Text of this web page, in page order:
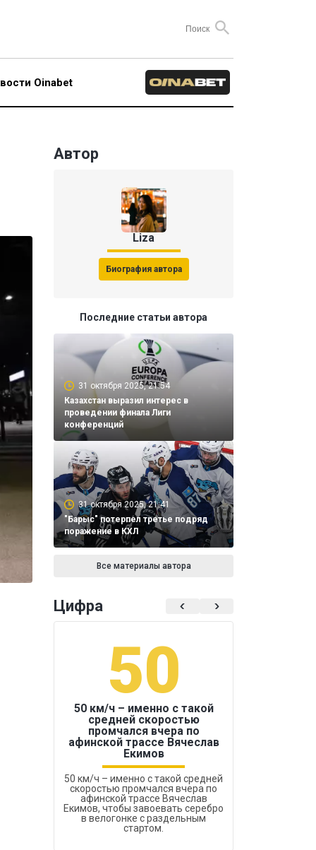
Oinabet
Автор
Liza
Биография автора
Последние статьи автора
31 октября 2025, 21:54
Казахстан выразил интерес в
проведении финала Лиги
конференций
31 октября 2025, 21:41
"Барыс" потерпел третье подряд
поражение в КХЛ
Все материалы автора
Цифра
50
50 км/ч – именно с такой
средней скоростью
промчался вчера по
афинской трассе Вячеслав
Екимов
50 км/ч – именно с такой средней
скоростью промчался вчера по
афинской трассе Вячеслав
Екимов, чтобы завоевать серебро
в велогонке с раздельным
стартом.